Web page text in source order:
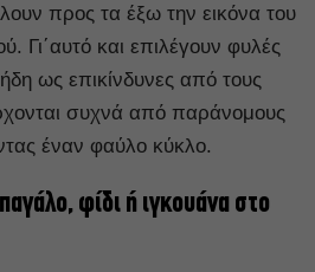
προς τα έξω την εικόνα του
Γι΄αυτό και επιλέγουν φυλές
ως επικίνδυνες από τους
συχνά από παράνομους
έναν φαύλο κύκλο.
φίδι ή ιγκουάνα στο